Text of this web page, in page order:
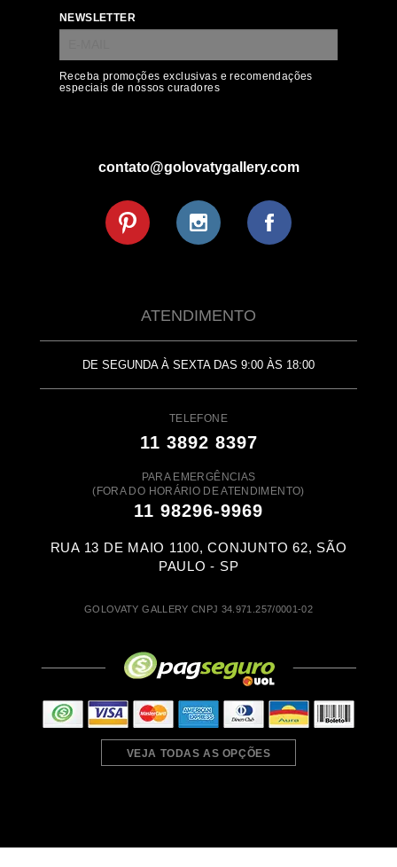
NEWSLETTER
Receba promoções exclusivas e recomendações
especiais de nossos curadores
contato@golovatygallery.com
ATENDIMENTO
DE SEGUNDA À SEXTA DAS 9:00 ÀS 18:00
TELEFONE
11 3892 8397
PARA EMERGÊNCIAS
(FORA DO HORÁRIO DE ATENDIMENTO)
11 98296-9969
RUA 13 DE MAIO 1100, CONJUNTO 62, SÃO
PAULO - SP
GOLOVATY GALLERY CNPJ 34.971.257/0001-02
VEJA TODAS AS OPÇÕES